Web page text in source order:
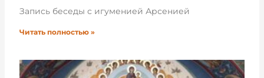
Запись беседы с игуменией Арсенией
Читать полностью »